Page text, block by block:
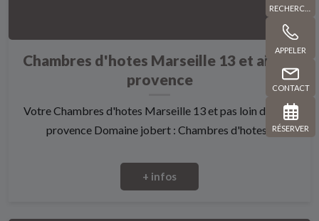
APPELER
CONTACT
RÉSERVER
Chambres d'hotes Marseille 13 et aix en
provence
Votre Chambres d'hotes Marseille 13 et pas loin d'aix en
provence Domaine jobert : Chambres d'hotes...
+ infos